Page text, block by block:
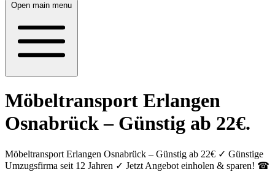
Open main menu
Möbeltransport Erlangen
Osnabrück – Günstig ab 22€.
Möbeltransport Erlangen Osnabrück – Günstig ab 22€ ✓ Günstige
Umzugsfirma seit 12 Jahren ✓ Jetzt Angebot einholen & sparen! ☎